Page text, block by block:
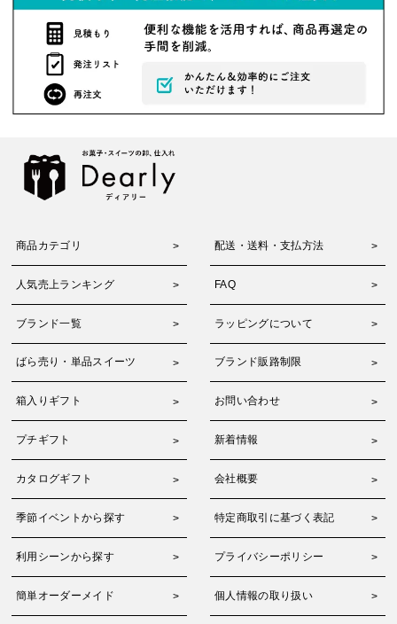
商品カテゴリ 配送・送料・支払方法
人気売上ランキング FAQ
ブランド一覧 ラッピングについて
ばら売り・単品スイーツ ブランド販路制限
箱入りギフト お問い合わせ
プチギフト 新着情報
カタログギフト 会社概要
季節イベントから探す 特定商取引に基づく表記
利用シーンから探す プライバシーポリシー
簡単オーダーメイド 個人情報の取り扱い